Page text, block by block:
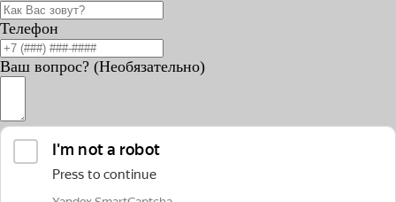
Телефон
Ваш вопрос? (Необязательно)